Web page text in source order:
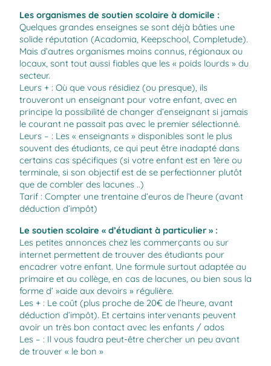
Les organismes de soutien scolaire à domicile :
Quelques grandes enseignes se sont déjà bâties une
solide réputation (Acadomia, Keepschool, Completude).
Mais d’autres organismes moins connus, régionaux ou
locaux, sont tout aussi fiables que les « poids lourds » du
secteur.
Leurs + : Où que vous résidiez (ou presque), ils
trouveront un enseignant pour votre enfant, avec en
principe la possibilité de changer d’enseignant si jamais
le courant ne passait pas avec le premier sélectionné.
Leurs – : Les « enseignants » disponibles sont le plus
souvent des étudiants, ce qui peut être inadapté dans
certains cas spécifiques (si votre enfant est en 1ère ou
terminale, si son objectif est de se perfectionner plutôt
que de combler des lacunes ..)
Tarif : Compter une trentaine d’euros de l’heure (avant
déduction d’impôt)
Le soutien scolaire « d’étudiant à particulier » :
Les petites annonces chez les commerçants ou sur
internet permettent de trouver des étudiants pour
encadrer votre enfant. Une formule surtout adaptée au
primaire et au collège, en cas de lacunes, ou bien sous la
forme d’ »aide aux devoirs » régulière.
Les + : Le coût (plus proche de 20€ de l’heure, avant
déduction d’impôt). Et certains intervenants peuvent
avoir un très bon contact avec les enfants / ados
Les – : Il vous faudra peut-être chercher un peu avant
de trouver « le bon »